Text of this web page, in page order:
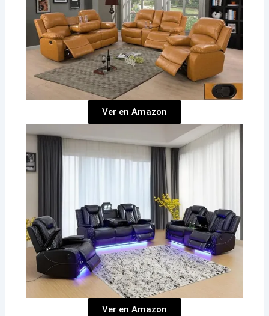
Ver en Amazon
Ver en Amazon